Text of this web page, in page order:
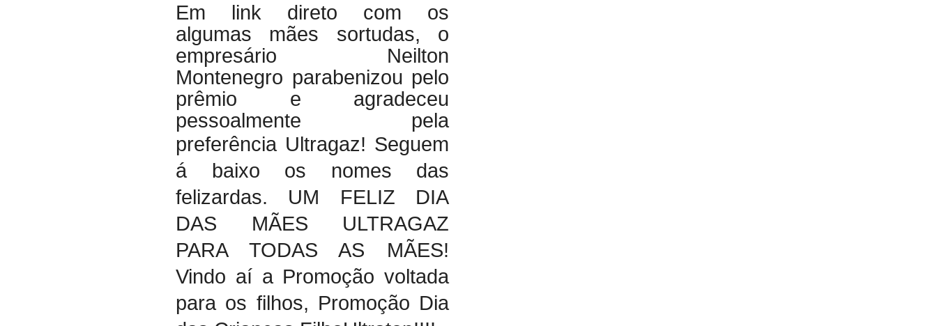
Em link direto com os
algumas mães sortudas, o
empresário Neilton
Montenegro parabenizou pelo
prêmio e agradeceu
pessoalmente pela
preferência Ultragaz! Seguem
á baixo os nomes das
felizardas. UM FELIZ DIA
DAS MÃES ULTRAGAZ
PARA TODAS AS MÃES!
Vindo aí a Promoção voltada
para os filhos, Promoção Dia